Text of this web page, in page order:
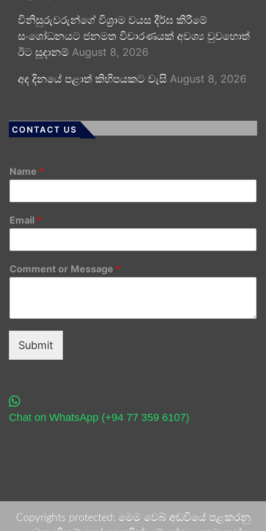
විනිසුරුවරුන්ගේ විශ්‍රාම වයස දීර්ඝ කිරීමේ
සංශෝධනයට ජනමත විචාරණයක් අවශ්‍ය වුවහොත්
ඊට සූදානම් August 8, 2026
අද දිනයේ පළාත් කිහිපයකට වැසි August 8, 2026
CONTACT US
Name *
Email *
Comment or Message *
Submit
Chat on WhatsApp (+94 77 359 6107)
Copyrights protected: මෙම වෙබ් අඩවියේ පළකරනු